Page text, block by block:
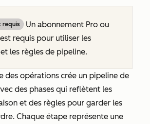
requis Un abonnement Pro ou
est requis pour utiliser les
les règles de pipeline.
des opérations crée un pipeline de
des phases qui reflètent les
et des règles pour garder les
Chaque étape représente une